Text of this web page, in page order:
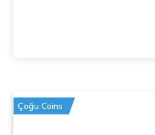
Çoğu Coins